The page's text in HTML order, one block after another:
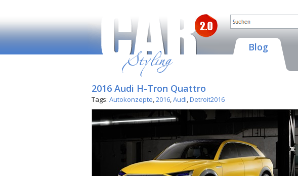
Blog
2016 Audi H-Tron Quattro
Tags: Autokonzepte,2016,Audi,Detroit2016